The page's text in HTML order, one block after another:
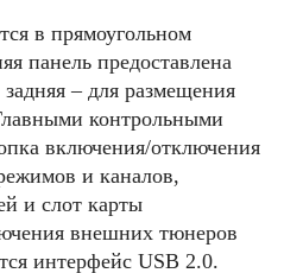
в прямоугольном
панель предоставлена
– для размещения
контрольными
включения/отключения
и каналов,
и слот карты
внешних тюнеров
интерфейс USB 2.0.